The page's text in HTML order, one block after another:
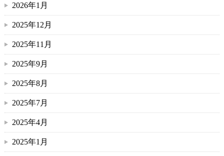
2026年1月
2025年12月
2025年11月
2025年9月
2025年8月
2025年7月
2025年4月
2025年1月